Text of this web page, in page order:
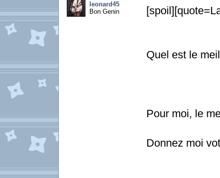
leonard45
Bon Genin
Quel est le
Pour moi, le
Donnez moi